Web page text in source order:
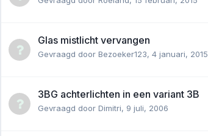
Glas mistlicht vervangen
Gevraagd door Bezoeker123, 4 januari, 2015
3BG achterlichten in een variant 3B
Gevraagd door Dimitri, 9 juli, 2006